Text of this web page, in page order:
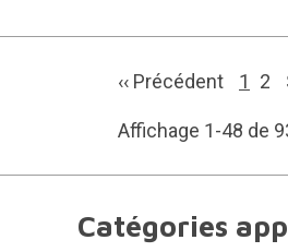
‹‹ Précédent 1 2
Affichage 1-48 de
Catégories